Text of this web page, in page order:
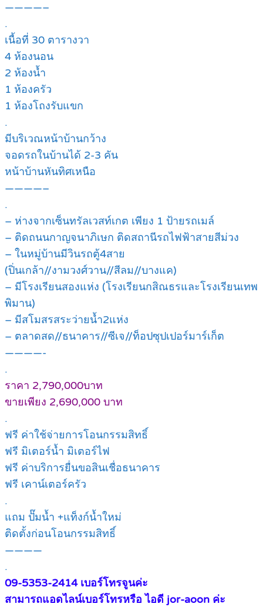
————–
.
เนื้อที่ 30 ตารางวา
4 ห้องนอน
2 ห้องน้ำ
1 ห้องครัว
1 ห้องโถงรับแขก
.
มีบริเวณหน้าบ้านกว้าง
จอดรถในบ้านได้ 2-3 คัน
หน้าบ้านหันทิศเหนือ
————–
.
– ห่างจากเซ็นทรัลเวสท์เกต เพียง 1 ป้ายรถเมล์
– ติดถนนกาญจนาภิเษก ติดสถานีรถไฟฟ้าสายสีม่วง
– ในหมู่บ้านมีวินรถตู้4สาย
(ปิ่นเกล้า//งามวงศ์วาน//สีลม//บางแค)
– มีโรงเรียนสองแห่ง (โรงเรียนกสิณธรและโรงเรียนเทพ
พิมาน)
– มีสโมสรสระว่ายน้ำ2แห่ง
– ตลาดสด//ธนาคาร//ซีเจ//ท็อปซุปเปอร์มาร์เก็ต
————-
.
ราคา 2,790,000บาท
ขายเพียง 2,690,000 บาท
.
ฟรี ค่าใช้จ่ายการโอนกรรมสิทธิ์
ฟรี มิเตอร์น้ำ มิเตอร์ไฟ
ฟรี ค่าบริการยื่นขอสินเชื่อธนาคาร
ฟรี เคาน์เตอร์ครัว
.
แถม ปั๊มน้ำ +แท็งก์น้ำใหม่
ติดตั้งก่อนโอนกรรมสิทธิ์
————
.
09-5353-2414 เบอร์โทรจูนค่ะ
สามารถแอดไลน์เบอร์โทรหรือ ไอดี jor-aoon ค่ะ